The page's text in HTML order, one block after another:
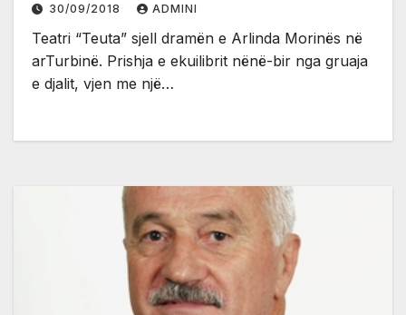
30/09/2018 ADMINI
Teatri “Teuta” sjell dramën e Arlinda Morinës në
arTurbinë. Prishja e ekuilibrit nënë-bir nga gruaja
e djalit, vjen me një…